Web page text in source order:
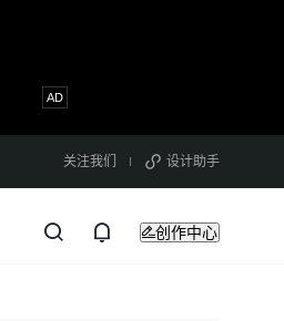
关注我们 设计助手
创作中心